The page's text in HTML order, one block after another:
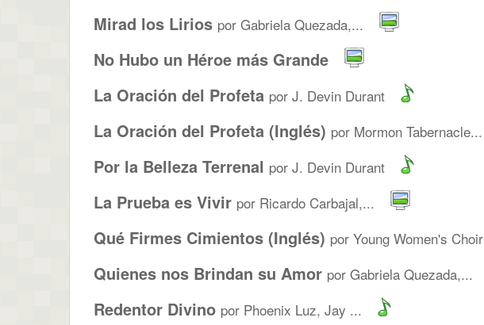
Mirad los Lirios por Gabriela Quezada,...
No Hubo un Héroe más Grande
La Oración del Profeta por J. Devin Durant
La Oración del Profeta (Inglés) por Mormon Tabernacle...
Por la Belleza Terrenal por J. Devin Durant
La Prueba es Vivir por Ricardo Carbajal,...
Qué Firmes Cimientos (Inglés) por Young Women's Choir
Quienes nos Brindan su Amor por Gabriela Quezada,...
Redentor Divino por Phoenix Luz, Jay ...